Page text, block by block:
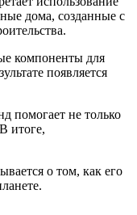
дома, созданные с
компоненты для
появляется
помогает не только
итоге,
о том, как его